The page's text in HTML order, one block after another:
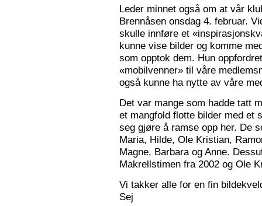
Leder minnet også om at vår
Brennåsen onsdag 4. februar.
skulle innføre et
kunne vise bilder og komme
som opptok dem. Hun
«mobilvenner» til våre
også kunne ha nytte av våre
Det var mange som hadde tatt
et mangfold flotte bilder med et
seg gjøre å ramse opp her. De
Maria, Hilde, Ole Kristian,
Magne, Barbara og Anne.
Makrellstimen fra 2002 og Ole
Vi takker alle for en fin
Sej